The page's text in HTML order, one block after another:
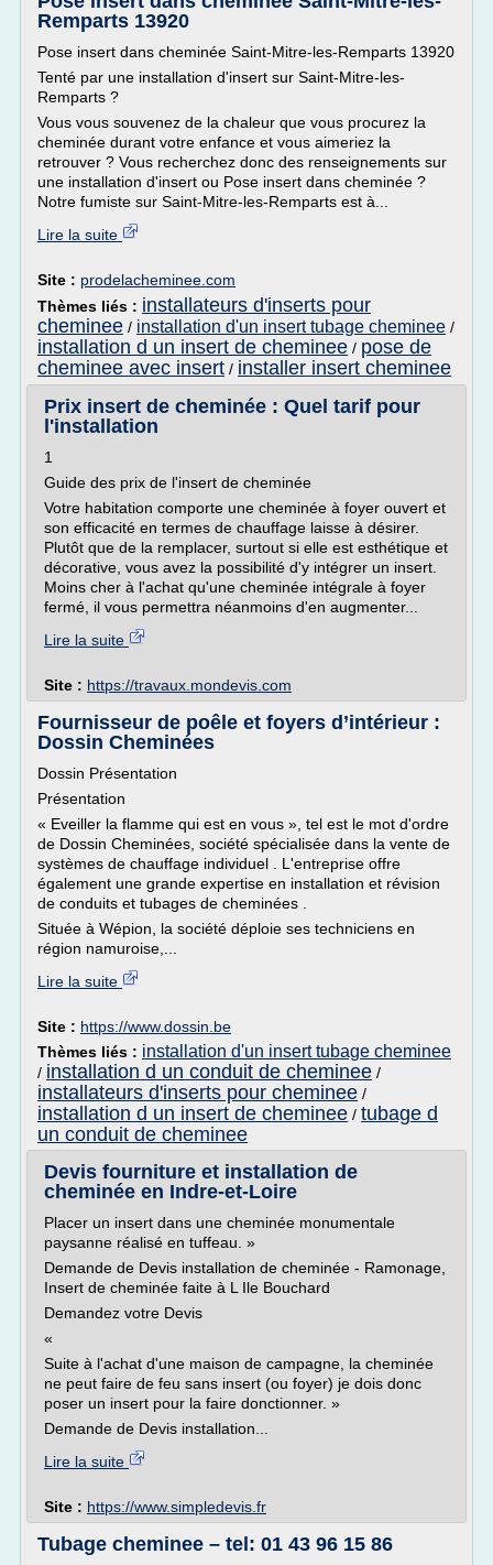
Remparts 13920
Pose insert dans cheminée Saint-Mitre-les-Remparts 13920
Tenté par une installation d'insert sur Saint-Mitre-les-
Remparts ?
Vous vous souvenez de la chaleur que vous procurez la
cheminée durant votre enfance et vous aimeriez la
retrouver ? Vous recherchez donc des renseignements sur
une installation d'insert ou Pose insert dans cheminée ?
Notre fumiste sur Saint-Mitre-les-Remparts est à...
Lire la suite
Site : prodelacheminee.com
Thèmes liés : installateurs d'inserts pour
cheminee / installation d'un insert tubage cheminee /
installation d un insert de cheminee / pose de
cheminee avec insert / installer insert cheminee
Prix insert de cheminée : Quel tarif pour
l'installation
1
Guide des prix de l'insert de cheminée
Votre habitation comporte une cheminée à foyer ouvert et
son efficacité en termes de chauffage laisse à désirer.
Plutôt que de la remplacer, surtout si elle est esthétique et
décorative, vous avez la possibilité d'y intégrer un insert.
Moins cher à l'achat qu'une cheminée intégrale à foyer
fermé, il vous permettra néanmoins d'en augmenter...
Lire la suite
Site : https://travaux.mondevis.com
Fournisseur de poêle et foyers d’intérieur :
Dossin Cheminées
Dossin Présentation
Présentation
« Eveiller la flamme qui est en vous », tel est le mot d'ordre
de Dossin Cheminées, société spécialisée dans la vente de
systèmes de chauffage individuel . L'entreprise offre
également une grande expertise en installation et révision
de conduits et tubages de cheminées .
Située à Wépion, la société déploie ses techniciens en
région namuroise,...
Lire la suite
Site : https://www.dossin.be
Thèmes liés : installation d'un insert tubage cheminee
/ installation d un conduit de cheminee /
installateurs d'inserts pour cheminee /
installation d un insert de cheminee / tubage d
un conduit de cheminee
Devis fourniture et installation de
cheminée en Indre-et-Loire
Placer un insert dans une cheminée monumentale
paysanne réalisé en tuffeau. »
Demande de Devis installation de cheminée - Ramonage,
Insert de cheminée faite à L Ile Bouchard
Demandez votre Devis
«
Suite à l'achat d'une maison de campagne, la cheminée
ne peut faire de feu sans insert (ou foyer) je dois donc
poser un insert pour la faire donctionner. »
Demande de Devis installation...
Lire la suite
Site : https://www.simpledevis.fr
Tubage cheminee – tel: 01 43 96 15 86